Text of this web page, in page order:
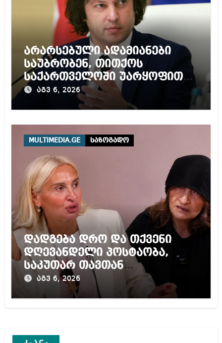
არარსებული ადამიანები
საუბრობენ, თითქოს
საქართველოში უარყოფითი
გარემოა შექმნილი რუსი
ტურისტებისთვის, ჩვენი კარი
აგვ 6, 2026
MULTIMEDIA.GE საზოგადო
დადგება დრო და თქვენი
დღევანდელი პოსტაობა,
საკუთარ თავთან
შეგარცხვენთ – ეკა კუპატაძე
ნანუკა ჟორჟოლიანს
აგვ 6, 2026